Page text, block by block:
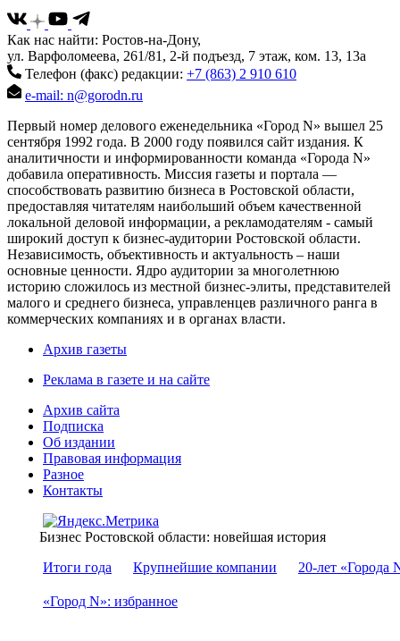
Как нас найти: Ростов-на-Дону,
ул. Варфоломеева, 261/81, 2-й подъезд, 7 этаж, ком. 13, 13а
Телефон (факс) редакции: +7 (863) 2 910 610
e-mail: n@gorodn.ru
Первый номер делового еженедельника «Город N» вышел 25
сентября 1992 года. В 2000 году появился сайт издания. К
аналитичности и информированности команда «Города N»
добавила оперативность. Миссия газеты и портала —
способствовать развитию бизнеса в Ростовской области,
предоставляя читателям наибольший объем качественной
локальной деловой информации, а рекламодателям - самый
широкий доступ к бизнес-аудитории Ростовской области.
Независимость, объективность и актуальность – наши
основные ценности. Ядро аудитории за многолетнюю
историю сложилось из местной бизнес-элиты, представителей
малого и среднего бизнеса, управленцев различного ранга в
коммерческих компаниях и в органах власти.
Архив газеты
Реклама в газете и на сайте
Архив сайта
Подписка
Об издании
Правовая информация
Разное
Контакты
Бизнес Ростовской области: новейшая история
Итоги года
Крупнейшие компании 20-лет «Города
«Город N»: избранное